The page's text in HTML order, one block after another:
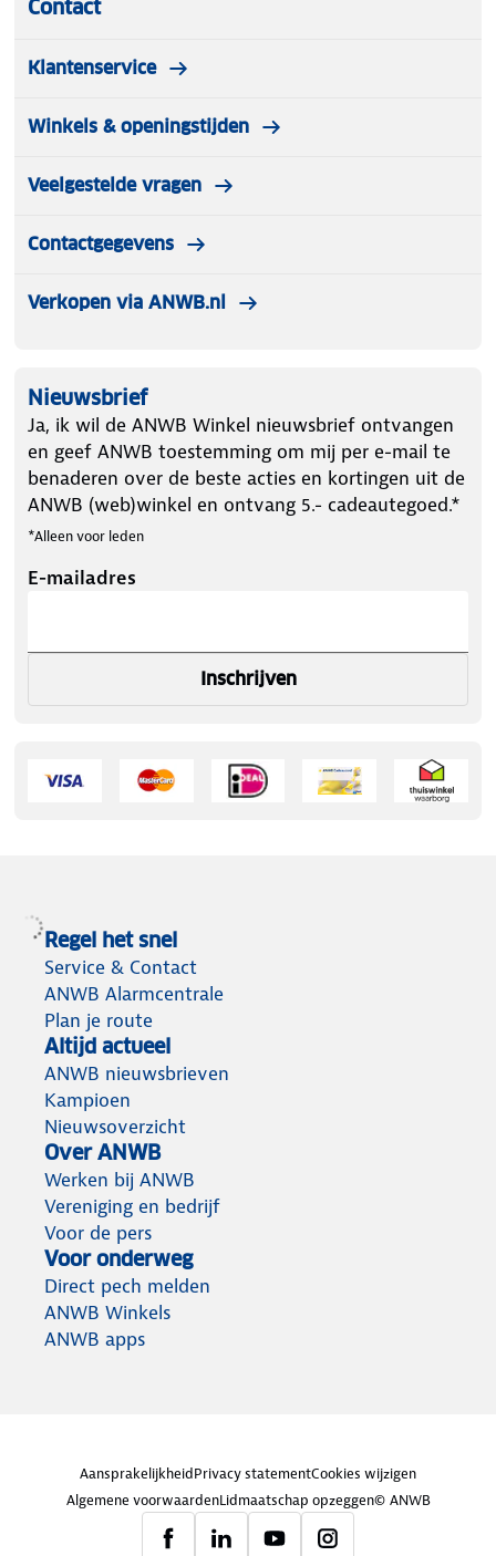
Contact
Klantenservice
Winkels & openingstijden
Veelgestelde vragen
Contactgegevens
Verkopen via ANWB.nl
Nieuwsbrief
Ja, ik wil de ANWB Winkel nieuwsbrief ontvangen
en geef ANWB toestemming om mij per e-mail te
benaderen over de beste acties en kortingen uit de
ANWB (web)winkel en ontvang 5.- cadeautegoed.*
*Alleen voor leden
E-mailadres
Inschrijven
Regel het snel
Service & Contact
ANWB Alarmcentrale
Plan je route
Altijd actueel
ANWB nieuwsbrieven
Kampioen
Nieuwsoverzicht
Over ANWB
Werken bij ANWB
Vereniging en bedrijf
Voor de pers
Voor onderweg
Direct pech melden
ANWB Winkels
ANWB apps
AansprakelijkheidPrivacy statementCookies wijzigen
Algemene voorwaardenLidmaatschap opzeggen© ANWB